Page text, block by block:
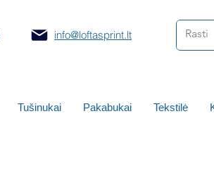
info@loftasprint.lt
Tušinukai Pakabukai Tekstilė